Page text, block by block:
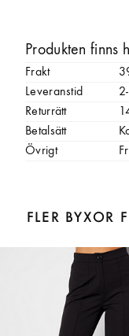
Produkten finns
Frakt
Leveranstid
Returrätt
Betalsätt
Övrigt
FLER BYXOR